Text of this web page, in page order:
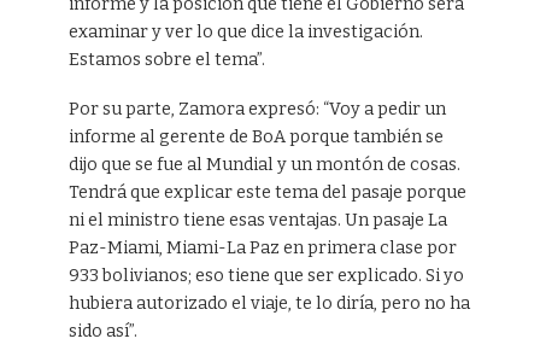
examinar y ver lo que dice la investigación.
Estamos sobre el tema”.
Por su parte, Zamora expresó: “Voy a pedir un
informe al gerente de BoA porque también se
dijo que se fue al Mundial y un montón de cosas.
Tendrá que explicar este tema del pasaje porque
ni el ministro tiene esas ventajas. Un pasaje La
Paz-Miami, Miami-La Paz en primera clase por
933 bolivianos; eso tiene que ser explicado. Si yo
hubiera autorizado el viaje, te lo diría, pero no ha
sido así”.